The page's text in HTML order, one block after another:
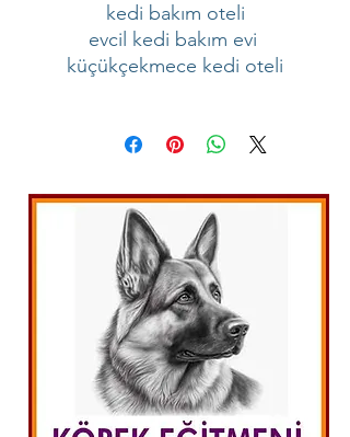
kedi bakım oteli
evcil kedi bakım evi
küçükçekmece kedi oteli